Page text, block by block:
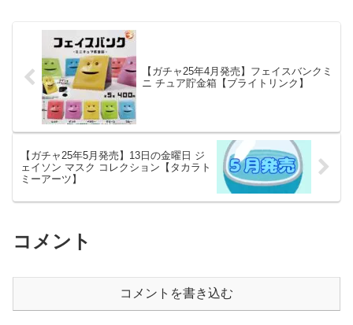
【ガチャ25年4月発売】フェイスバンクミ
ニ チュア貯金箱【ブライトリンク】
【ガチャ25年5月発売】13日の金曜日 ジ
ェイソン マスク コレクション【タカラト
ミーアーツ】
コメント
コメントを書き込む